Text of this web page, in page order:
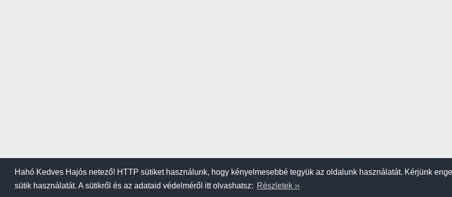
Hahó Kedves Hajós netező! HTTP sütiket használunk, hogy kényelmesebbé tegyük az oldalunk használatát. Kérjünk
sütik használatát. A sütikről és az adataid védelméről itt olvashatsz: Részletek ››